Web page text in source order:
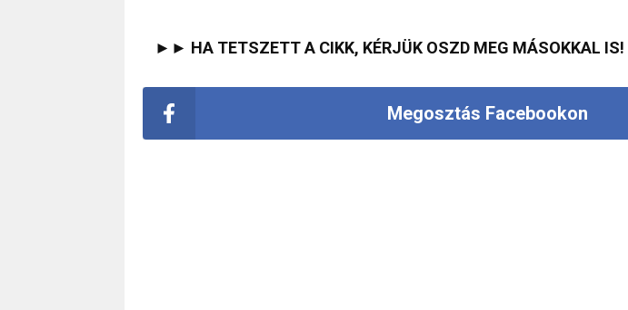
►► HA TETSZETT A CIKK, KÉRJÜK OSZD MEG MÁSOKKAL IS!
Megosztás Facebookon